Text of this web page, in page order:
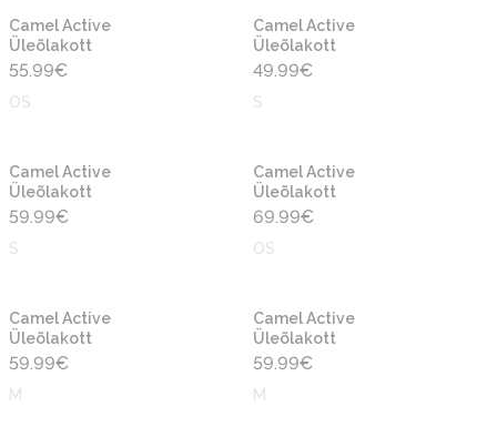
Camel Active
Üleõlakott
55.99€
OS
Camel Active
Üleõlakott
49.99€
S
Camel Active
Üleõlakott
59.99€
S
Camel Active
Üleõlakott
69.99€
OS
Camel Active
Üleõlakott
59.99€
M
Camel Active
Üleõlakott
59.99€
M